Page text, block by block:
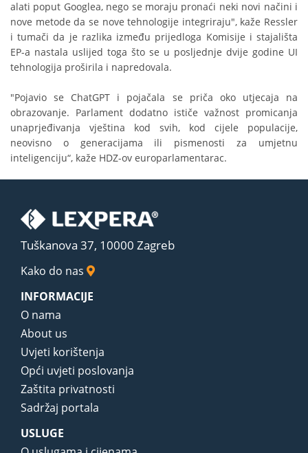
alati poput Googlea, nego se moraju pronaći neki novi načini i
nove metode da se nove tehnologije integriraju", kaže Ressler
i tumači da je razlika između prijedloga Komisije i stajališta
EP-a nastala uslijed toga što se u posljednje dvije godine UI
tehnologija proširila i napredovala.
"Pojavio se ChatGPT i pojačala se priča oko utjecaja na
obrazovanje. Parlament dodatno ističe važnost promicanja
unaprjeđivanja vještina kod svih, kod cijele populacije,
neovisno o generacijama ili pismenosti za umjetnu
inteligenciju“, kaže HDZ-ov europarlamentarac.
Tuškanova 37, 10000 Zagreb
Kako do nas
INFORMACIJE
O nama
About us
Uvjeti korištenja
Opći uvjeti poslovanja
Zaštita privatnosti
Sadržaj portala
USLUGE